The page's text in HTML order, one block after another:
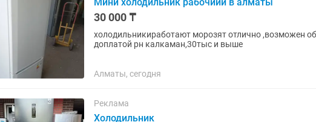
30 000 ₸
холодильникиработают морозят отлично ,возможен
доплатой рн калкаман,30тыс и выше
Алматы, сегодня
Реклама
Холодильник